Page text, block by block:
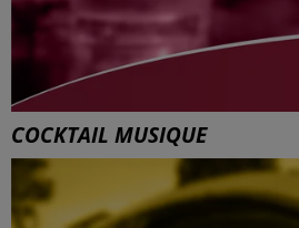
COCKTAIL MUSIQUE